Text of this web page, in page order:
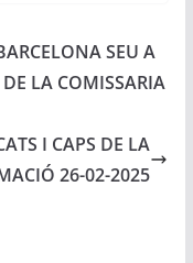
SEU A
LA COMISSARIA
I CAPS DE LA
26-02-2025